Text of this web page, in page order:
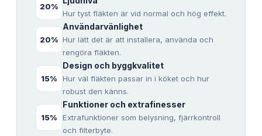
20%
Hur tyst fläkten är vid normal och hög effekt.
20%
Användarvänlighet
Hur lätt det är att installera, använda och
rengöra fläkten.
15%
Design och byggkvalitet
Hur väl fläkten passar in i köket och hur
robust den känns.
15%
Funktioner och extrafinesser
Extrafunktioner som belysning, fjärrkontroll
och filterbyte.